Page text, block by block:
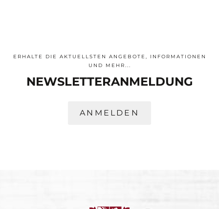
ERHALTE DIE AKTUELLSTEN ANGEBOTE, INFORMATIONEN
UND MEHR...
NEWSLETTER­ANMELDUNG
ANMELDEN